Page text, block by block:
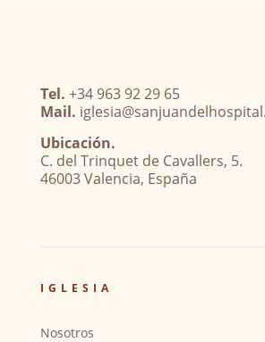
Tel. +34 963 92 29 65
Mail.
Ubicación.
C. del Trinquet de Cavallers, 5.
46003 Valencia, España
IGLESIA
Nosotros